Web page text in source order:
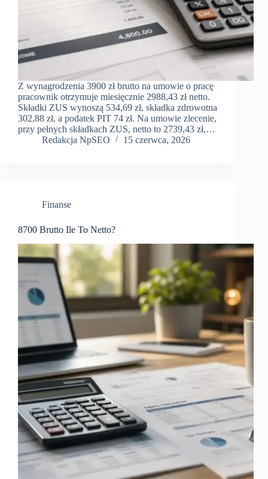
Z wynagrodzenia 3900 zł brutto na umowie o pracę
pracownik otrzymuje miesięcznie 2988,43 zł netto.
Składki ZUS wynoszą 534,69 zł, składka zdrowotna
302,88 zł, a podatek PIT 74 zł. Na umowie zlecenie,
przy pełnych składkach ZUS, netto to 2739,43 zł,…
Redakcja NpSEO
15 czerwca, 2026
Finanse
8700 Brutto Ile To Netto?